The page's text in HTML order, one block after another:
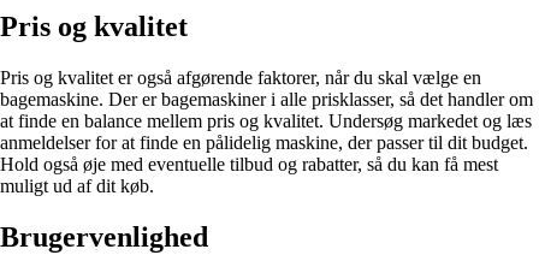
Pris og kvalitet
Pris og kvalitet er også afgørende faktorer, når du skal vælge en
bagemaskine. Der er bagemaskiner i alle prisklasser, så det handler om
at finde en balance mellem pris og kvalitet. Undersøg markedet og læs
anmeldelser for at finde en pålidelig maskine, der passer til dit budget.
Hold også øje med eventuelle tilbud og rabatter, så du kan få mest
muligt ud af dit køb.
Brugervenlighed